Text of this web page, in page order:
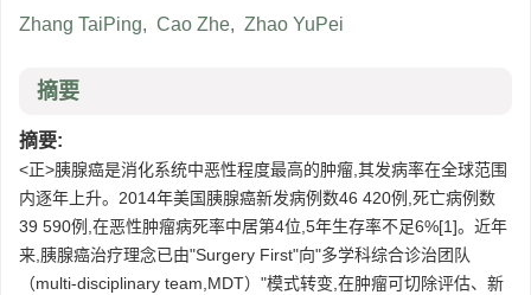
Zhang TaiPing, Cao Zhe, Zhao YuPei
摘要
摘要:
<正>胰腺癌是消化系统中恶性程度最高的肿瘤,其发病率在全球范围
内逐年上升。2014年美国胰腺癌新发病例数46 420例,死亡病例数
39 590例,在恶性肿瘤病死率中居第4位,5年生存率不足6%[1]。近年
来,胰腺癌治疗理念已由"Surgery First"向"多学科综合诊治团队
（multi-disciplinary team,MDT）"模式转变,在肿瘤可切除评估、新